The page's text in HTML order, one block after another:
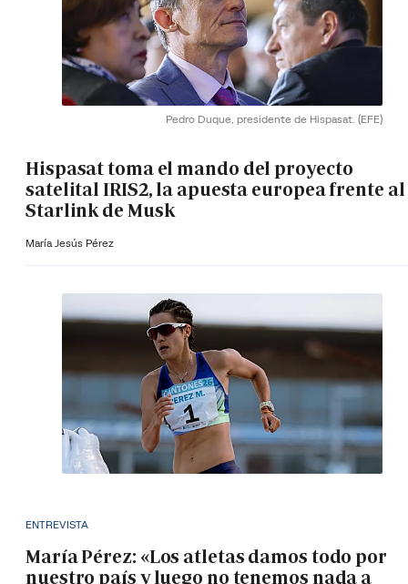
Pedro Duque, presidente de Hispasat. (EFE)
Hispasat toma el mando del proyecto
satelital IRIS2, la apuesta europea frente al
Starlink de Musk
María Jesús Pérez
ENTREVISTA
María Pérez: «Los atletas damos todo por
nuestro país y luego no tenemos nada a